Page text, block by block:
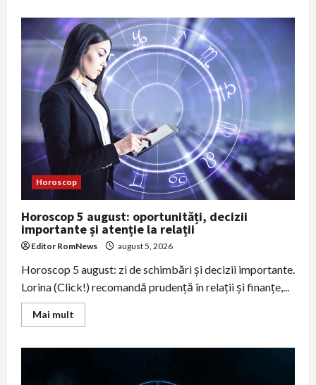
joi,
6
august:
previziuni
de
la
Lorina
(Click!)
—
atenție
cheltuieli
sănătate
Horoscop
Horoscop 5 august: oportunități, decizii
importante și atenție la relații
Editor RomNews august 5, 2026
Horoscop 5 august: zi de schimbări şi decizii importante.
Lorina (Click!) recomandă prudenţă în relaţii şi finanţe,...
Mai mult
more